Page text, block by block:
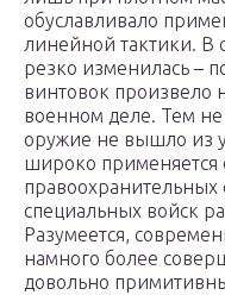
обуславливало
линейной тактики. В
резко изменилась –
винтовок
военном деле. Тем не
оружие не вышло из
широко применяется
правоохранительных
специальных войск
Разумеется,
намного более
довольно